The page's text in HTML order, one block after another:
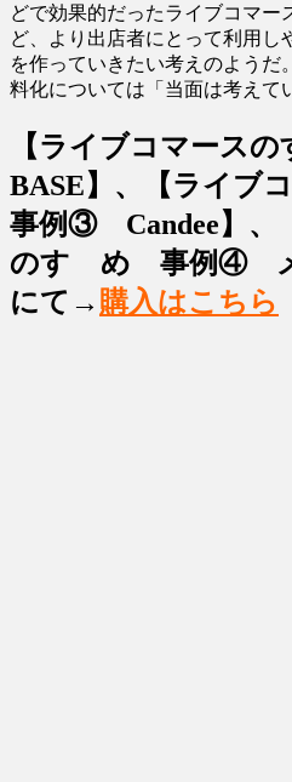
どで効果的だったライブコマー
ど、より出店者にとって利用し
を作っていきたい考えのようだ
料化については「当面は考えて
【ライブコマー
BASE】、【ライブ
事例③ Candee】、
のすゝめ 事例④
にて→ 購入はこちら